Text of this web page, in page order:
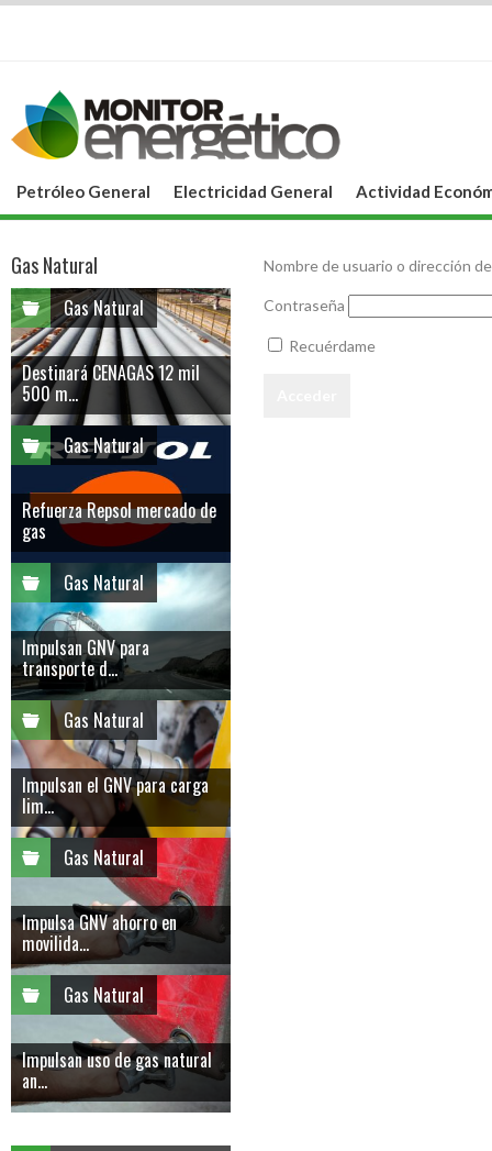
Petróleo General Electricidad General Actividad
Nombre de usuario o dirección
Contraseña
Recuérdame
Gas Natural
Gas Natural
Destinará CENAGAS 12 mil
500 m...
Gas Natural
Refuerza Repsol mercado de
gas
Gas Natural
Impulsan GNV para
transporte d...
Gas Natural
Impulsan el GNV para carga
lim...
Gas Natural
Impulsa GNV ahorro en
movilida...
Gas Natural
Impulsan uso de gas natural
an...